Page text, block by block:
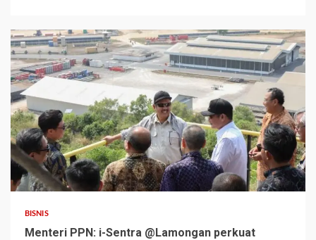
BISNIS
Menteri PPN: i-Sentra @Lamongan perkuat